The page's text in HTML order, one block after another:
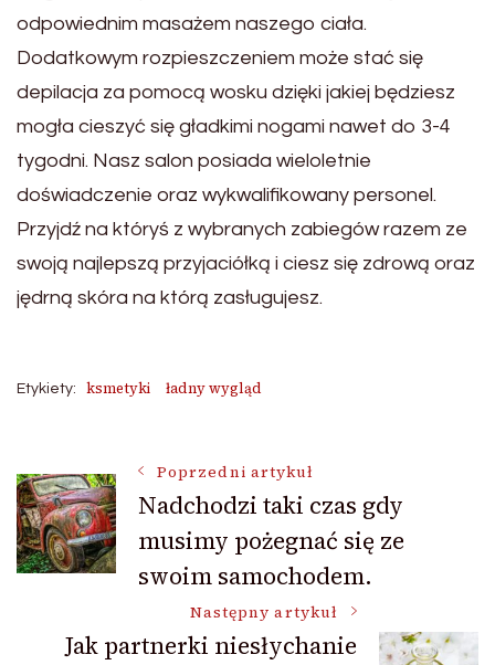
odpowiednim masażem naszego ciała.
Dodatkowym rozpieszczeniem może stać się
depilacja za pomocą wosku dzięki jakiej będziesz
mogła cieszyć się gładkimi nogami nawet do 3-4
tygodni. Nasz salon posiada wieloletnie
doświadczenie oraz wykwalifikowany personel.
Przyjdź na któryś z wybranych zabiegów razem ze
swoją najlepszą przyjaciółką i ciesz się zdrową oraz
jędrną skóra na którą zasługujesz.
Etykiety: ksmetyki ładny wygląd
Nawigacja
wpisu
Poprzedni artykuł
Nadchodzi taki czas gdy
musimy pożegnać się ze
swoim samochodem.
Następny artykuł
Jak partnerki niesłychanie